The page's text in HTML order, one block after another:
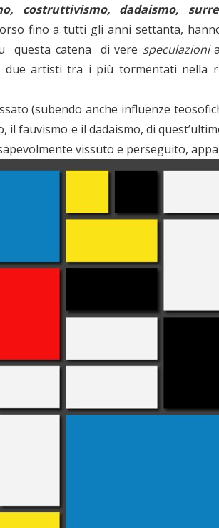
costruttivismo, dadaismo,
fino a tutti gli anni settanta,
questa catena di vere speculazioni
due artisti tra i più tormentati nella
(subendo anche influenze
fauvismo e il dadaismo, di
vissuto e perseguito,